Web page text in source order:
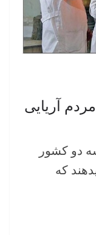
آریایی
دو کشور
که